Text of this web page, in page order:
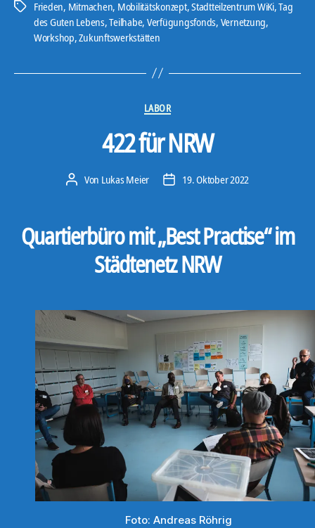
Schlagwörter
Frieden, Mitmachen, Mobilitätskonzept,Stadtteilzentrum WiKi,Tag
des Guten Lebens,Teilhabe, Verfügungsfonds, Vernetzung,
Workshop,Zukunftswerkstätten
Kategorien
LABOR
422 für NRW
Beitragsautor
Von Lukas Meier Veröffentlichungsdatum
19. Oktober 2022
Quartierbüro mit „Best Practise“ im
Städtenetz NRW
Foto: Andreas Röhrig